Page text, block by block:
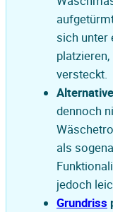
sich unter
versteckt.
dennoch
als
jedoch
Grundriss